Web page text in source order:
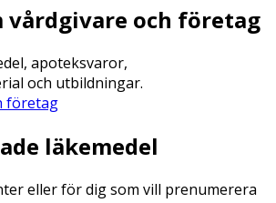
vårdgivare och företag
apoteksvaror,
och utbildningar.
företag
läkemedel
eller för dig som vill prenumerera